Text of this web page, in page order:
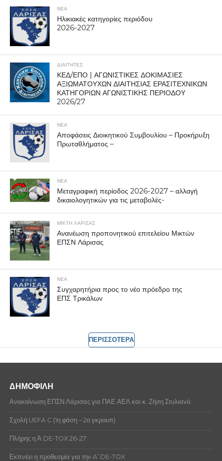
ΝΕΑ
Ηλικιακές κατηγορίες περιόδου
2026-2027
ΔΙΑΙΤΗΤΕΣ
ΚΕΔ/ΕΠΟ | ΑΓΩΝΙΣΤΙΚΕΣ ΔΟΚΙΜΑΣΙΕΣ
ΑΞΙΩΜΑΤΟΥΧΩΝ ΔΙΑΙΤΗΣΙΑΣ ΕΡΑΣΙΤΕΧΝΙΚΩΝ
ΚΑΤΗΓΟΡΙΩΝ ΑΓΩΝΙΣΤΙΚΗΣ ΠΕΡΙΟΔΟΥ
2026/27
ΝΕΑ
Αποφάσεις Διοικητικού Συμβουλίου – Προκήρυξη
Πρωταθλήματος –
ΝΕΑ
Μεταγραφική περίοδος 2026-2027 – αλλαγή
δικαιολογητικών για τις μεταβολές-
ΜΙΚΤΗ ΛΑΡΙΣΑΣ
Ανανέωση προπονητικού επιτελείου Μικτών
ΕΠΣΝ Λάρισας
ΝΕΑ
Συγχαρητήρια προς το νέο πρόεδρο της
ΕΠΣ Τρικάλων
ΠΕΡΙΣΣΟΤΕΡΑ
ΔΗΜΟΦΙΛΗ
Ανακοίνωση ΕΠΣΝ Λάρισας για ΠΑΕ ΑΕΛ και κ. Ζήση Στυλιανό.
Σχολή UEFA C (1η φάση – 2ο γκρουπ)
Πλήρης η Ά DE-TOX 26-27
Εκπνέει η προθεσμία για την A’ DE-TOX